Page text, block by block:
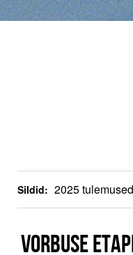
Sildid: 2025 tulemused
VORBUSE